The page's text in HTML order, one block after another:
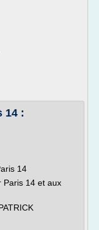
14 :
14
Paris 14 et aux